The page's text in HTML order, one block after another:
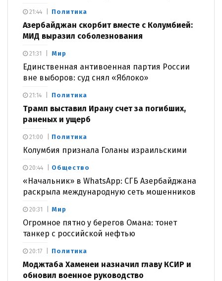
Политика
Азербайджан скорбит вместе с Колумбией:
МИД выразил соболезнования
21:44
Мир
Единственная антивоенная партия России
вне выборов: суд снял «Яблоко»
21:31
Политика
Трамп выставил Ирану счет за погибших,
раненых и ущерб
21:14
Политика
Колумбия признала Голаны израильскими
21:00
Общество
«Начальник» в WhatsApp: СГБ Азербайджана
раскрыла международную сеть мошенников
20:44
Мир
Огромное пятно у берегов Омана: тонет
танкер с российской нефтью
20:31
Политика
Моджтаба Хаменеи назначил главу КСИР и
обновил военное руководство
20:17